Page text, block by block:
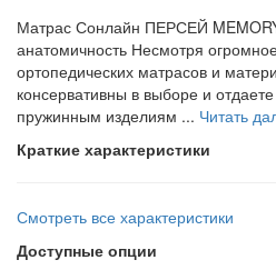
Матрас Сонлайн ПЕРСЕЙ
анатомичность Несмотря
ортопедических матрасов и
консервативны в выборе и
пружинным изделиям ... Читать
Краткие характеристики
Смотреть все характеристики
Доступные опции